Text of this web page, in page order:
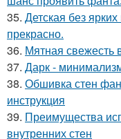
35. Детская без
прекрасно.
36. Мятная свежесть
37. Дарк -
38. Обшивка стен
инструкция
39. Преимущества
внутренних стен